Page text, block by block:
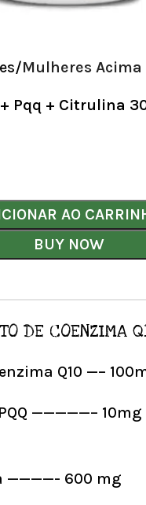
Mulheres Acima
Pqq + Citrulina
AO
BUY NOW
DE COENZIMA
Q10 —–
PQQ —————– 10mg
600 mg